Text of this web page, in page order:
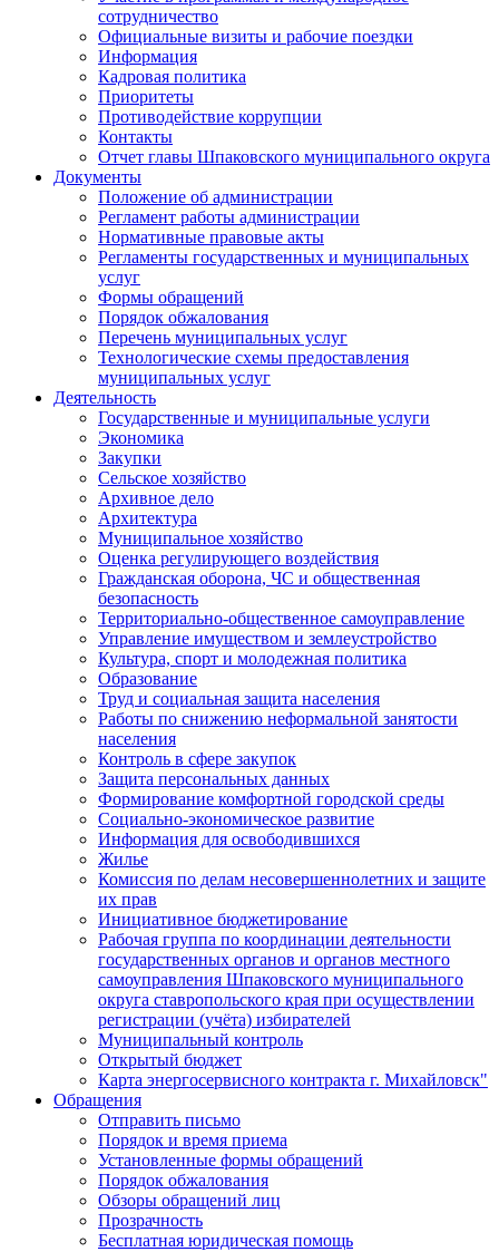
сотрудничество
Официальные визиты и рабочие поездки
Информация
Кадровая политика
Приоритеты
Противодействие коррупции
Контакты
Отчет главы Шпаковского муниципального округа
Документы
Положение об администрации
Регламент работы администрации
Нормативные правовые акты
Регламенты государственных и муниципальных
услуг
Формы обращений
Порядок обжалования
Перечень муниципальных услуг
Технологические схемы предоставления
муниципальных услуг
Деятельность
Государственные и муниципальные услуги
Экономика
Закупки
Сельское хозяйство
Архивное дело
Архитектура
Муниципальное хозяйство
Оценка регулирующего воздействия
Гражданская оборона, ЧС и общественная
безопасность
Территориально-общественное самоуправление
Управление имуществом и землеустройство
Культура, спорт и молодежная политика
Образование
Труд и социальная защита населения
Работы по снижению неформальной занятости
населения
Контроль в сфере закупок
Защита персональных данных
Формирование комфортной городской среды
Социально-экономическое развитие
Информация для освободившихся
Жилье
Комиссия по делам несовершеннолетних и защите
их прав
Инициативное бюджетирование
Рабочая группа по координации деятельности
государственных органов и органов местного
самоуправления Шпаковского муниципального
округа ставропольского края при осуществлении
регистрации (учёта) избирателей
Муниципальный контроль
Открытый бюджет
Карта энергосервисного контракта г. Михайловск"
Обращения
Отправить письмо
Порядок и время приема
Установленные формы обращений
Порядок обжалования
Обзоры обращений лиц
Прозрачность
Бесплатная юридическая помощь